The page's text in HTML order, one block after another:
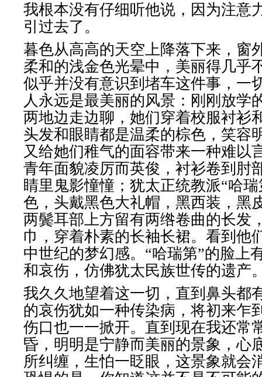
我根本没有仔细听他说，因为注意
引过去了。
暮色从高高的天空上降落下来，窗
柔和的浅金色光晕中，美丽得几乎
似乎并没有意识到堵车这件事，一
人永远是最美丽的风景：刚刚放学
两地边走边聊，她们穿着校服衬衫
头发和眼睛都是温柔的棕色，笑容
又给她们稚气的面容带来一种难以
青年面貌凌厉而英俊，衬衫卷到肘
睛里鬼影憧憧；犹太正统教派“哈
色，头戴黑色大礼帽，黑西装，黑
两鬓耳部上方留有两绺卷曲的长发
巾，穿着朴素的长袖长裙。看到他
中世纪的梦幻感。“哈瑞第”的脸上
和哀伤，仿佛犹太民族世传的遗产
我久久地望着这一切，直到鼻头都
的哀伤犹如一种传染病，将初来乍
伤口也一一掀开。直到现在我还常
昏，明明是宁静而美丽的景象，心
所纠缠，生怕一眨眼，这景象就会